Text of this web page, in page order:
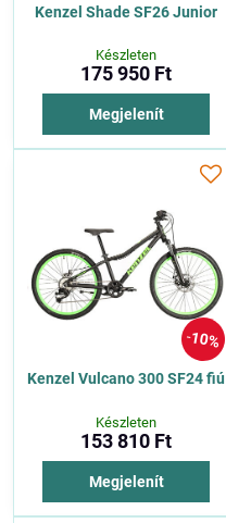
Kenzel Shade SF26 Junior
Készleten
175 950 Ft
Megjelenít
10%
Kenzel Vulcano 300 SF24 fiú
Készleten
153 810 Ft
Megjelenít